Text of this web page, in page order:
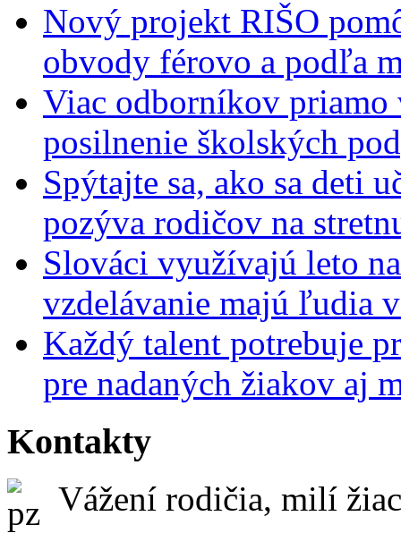
Nový projekt RIŠO
obvody férovo a podľa
Viac odborníkov priamo
posilnenie školských
Spýtajte sa, ako sa deti
pozýva rodičov na
Slováci využívajú leto
vzdelávanie majú ľudia
Každý talent potrebuje
pre nadaných žiakov aj
Kontakty
Vážení rodičia, milí